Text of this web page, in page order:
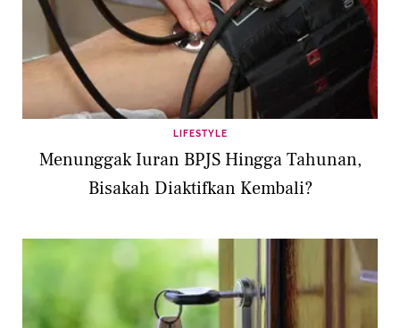
LIFESTYLE
Menunggak Iuran BPJS Hingga Tahunan,
Bisakah Diaktifkan Kembali?